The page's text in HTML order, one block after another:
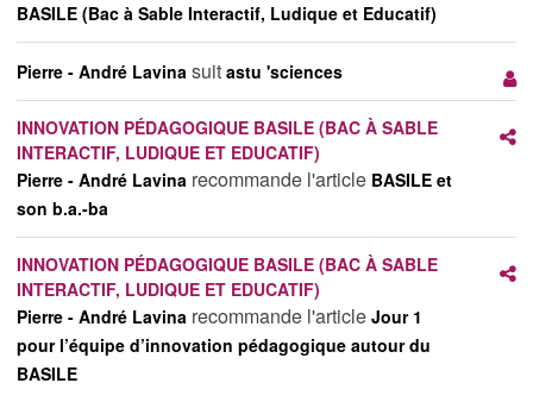
BASILE (Bac à Sable Interactif, Ludique et Educatif)
Pierre - André Lavina suitastu 'sciences
INNOVATION PÉDAGOGIQUE BASILE (BAC À SABLE
INTERACTIF, LUDIQUE ET EDUCATIF)
Pierre - André Lavina recommande l'article BASILE et
son b.a.-ba
INNOVATION PÉDAGOGIQUE BASILE (BAC À SABLE
INTERACTIF, LUDIQUE ET EDUCATIF)
Pierre - André Lavina recommande l'articleJour 1
pour l’équipe d’innovation pédagogique autour du
BASILE